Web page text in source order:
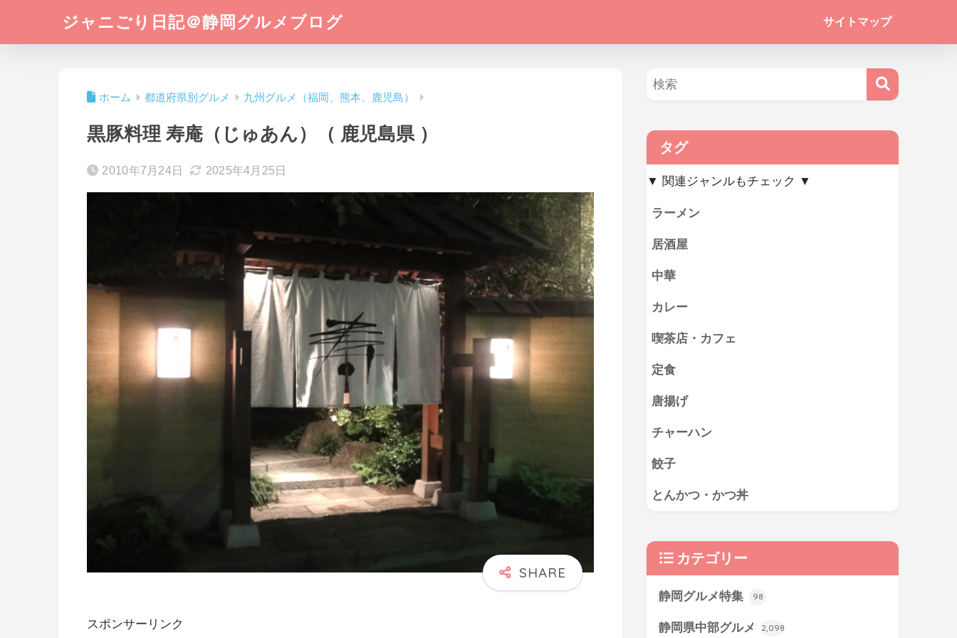
ジャニごり日記＠静岡グルメブログ サイトマップ
ホーム 都道府県別グルメ 九州グルメ（福岡、熊本、鹿児島）
黒豚料理 寿庵（じゅあん）（ 鹿児島県 ）
2010年7月24日 2025年4月25日
スポンサーリンク
タグ
▼ 関連ジャンルもチェック ▼
ラーメン
居酒屋
中華
カレー
喫茶店・カフェ
定食
唐揚げ
チャーハン
餃子
とんかつ・かつ丼
カテゴリー
静岡グルメ特集 98
静岡県中部グルメ 2,098